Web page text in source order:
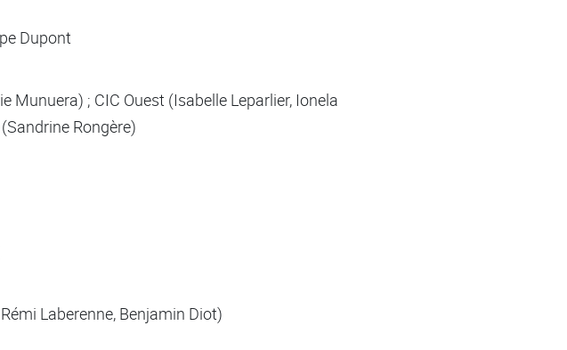
Dupont
Munuera) ; CIC Ouest (Isabelle Leparlier, Ionela
Rongère)
Laberenne, Benjamin Diot)